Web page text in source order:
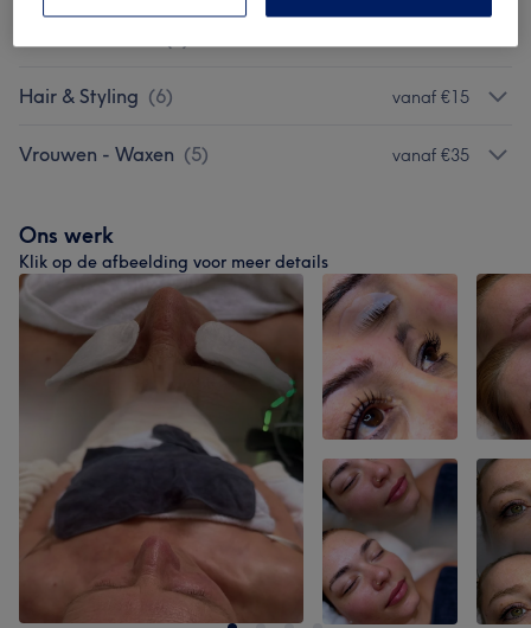
Hair & Styling (6) vanaf €15
Vrouwen - Waxen (5) vanaf €35
Ons werk
Klik op de afbeelding voor meer details